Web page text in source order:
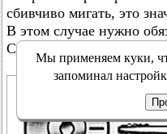
сбивчиво мигать, это
В этом случае нужно
Сервис-Центре.
Мы применяем куки,
запоминал